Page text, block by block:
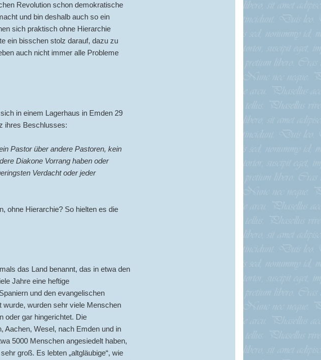
Revolution schon demokratische
und bin deshalb auch so ein
sich praktisch ohne Hierarchie
ein bisschen stolz darauf, dazu zu
auch nicht immer alle Probleme
in einem Lagerhaus in Emden 29
ihres Beschlusses:
Pastor über andere Pastoren, kein
Diakone Vorrang haben oder
Verdacht oder jeder
ohne Hierarchie? So hielten es die
das Land benannt, das in etwa den
Jahre eine heftige
und den evangelischen
wurde, wurden sehr viele Menschen
oder gar hingerichtet. Die
Aachen, Wesel, nach Emden und in
5000 Menschen angesiedelt haben,
groß. Es lebten „altgläubige“, wie